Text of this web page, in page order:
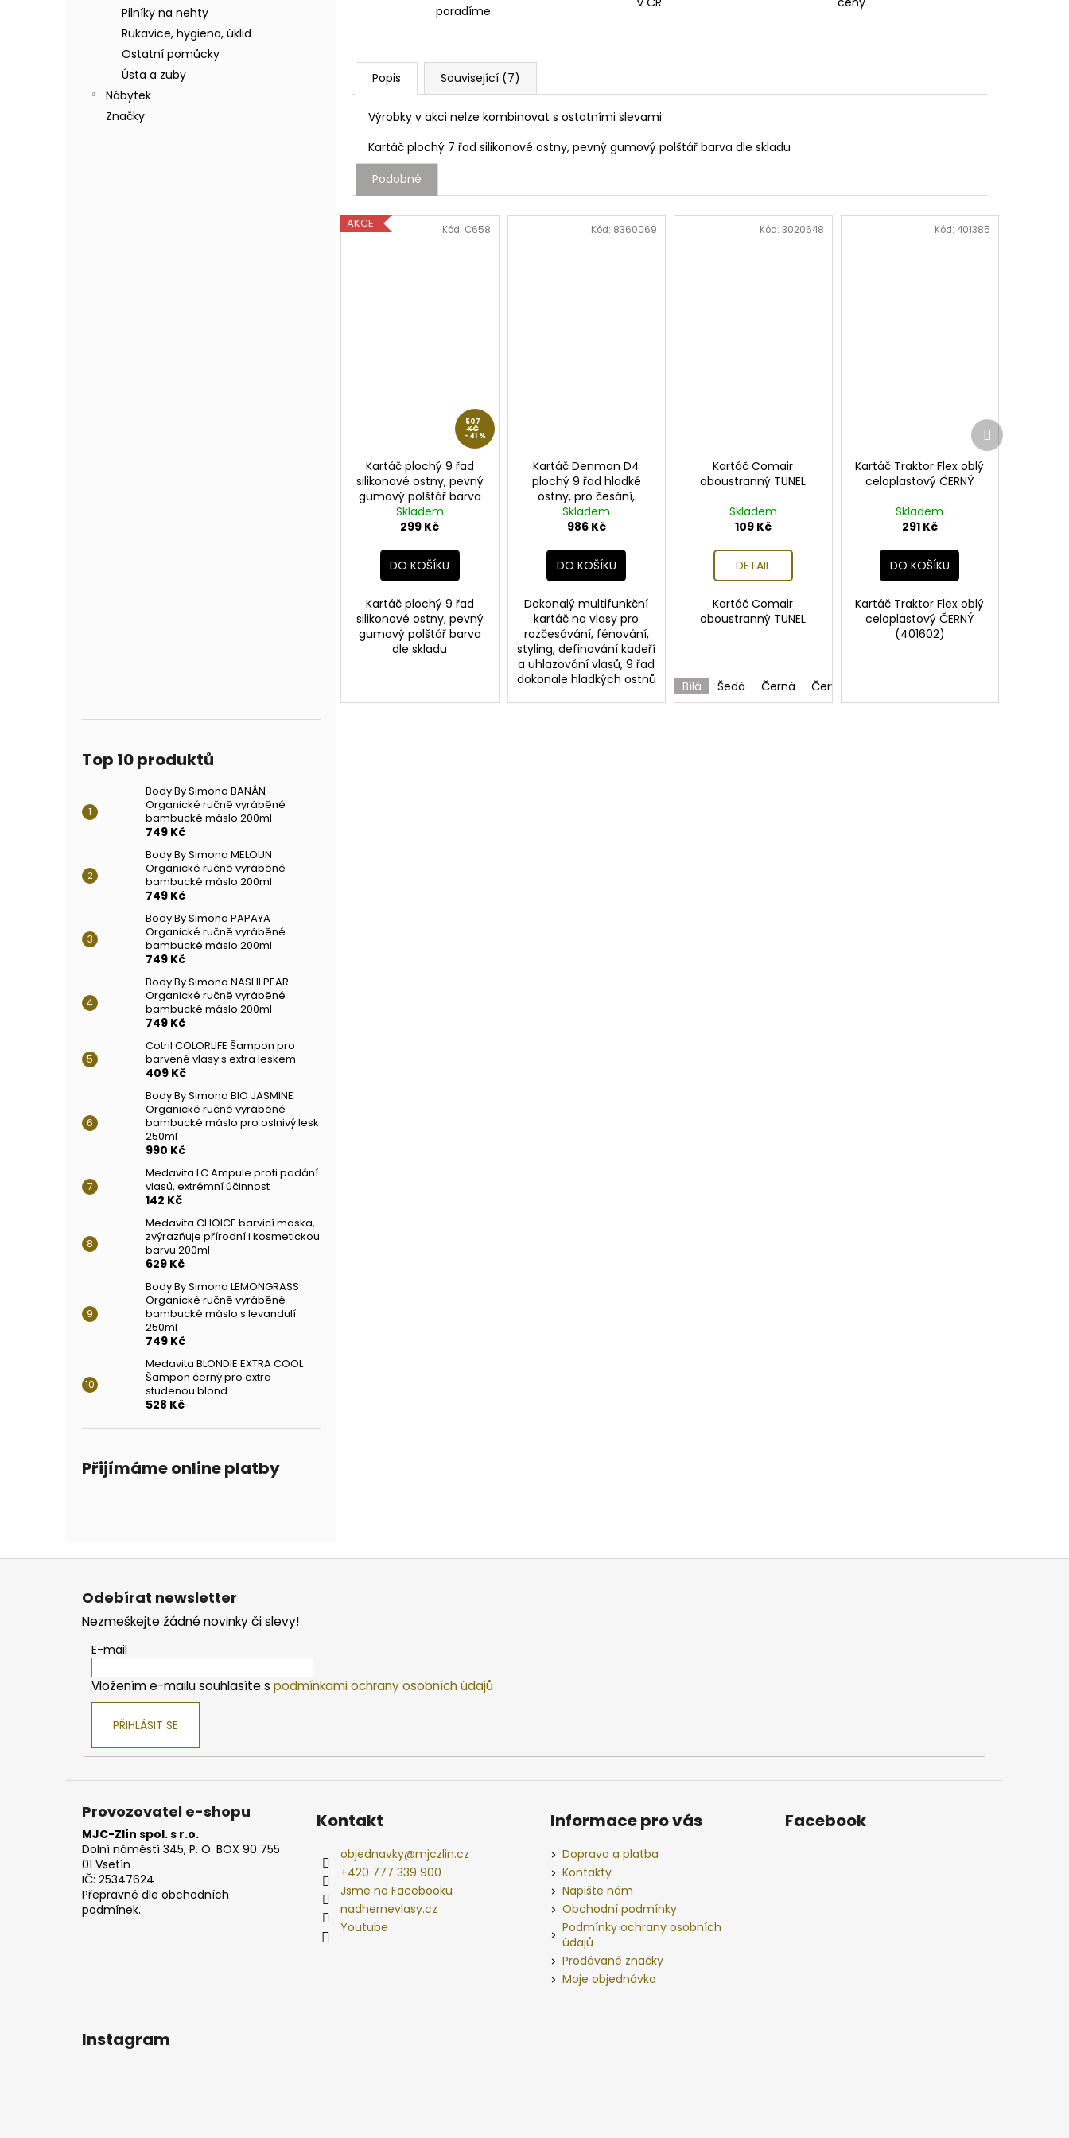
Pilníky na nehty
Rukavice, hygiena, úklid
Ostatní pomůcky
Ústa a zuby
Nábytek
Značky
Top 10 produktů
Body By Simona BANÁN
Organické ručně vyráběné
bambucké máslo 200ml
749 Kč
Body By Simona MELOUN
Organické ručně vyráběné
bambucké máslo 200ml
749 Kč
Body By Simona PAPAYA
Organické ručně vyráběné
bambucké máslo 200ml
749 Kč
Body By Simona NASHI PEAR
Organické ručně vyráběné
bambucké máslo 200ml
749 Kč
Cotril COLORLIFE Šampon pro
barvené vlasy s extra leskem
409 Kč
Body By Simona BIO JASMINE
Organické ručně vyráběné
bambucké máslo pro oslnivý lesk
250ml
990 Kč
Medavita LC Ampule proti padání
vlasů, extrémní účinnost
142 Kč
Medavita CHOICE barvicí maska,
zvýrazňuje přírodní i kosmetickou
barvu 200ml
629 Kč
Body By Simona LEMONGRASS
Organické ručně vyráběné
bambucké máslo s levandulí
250ml
749 Kč
Medavita BLONDIE EXTRA COOL
Šampon černý pro extra
studenou blond
528 Kč
Přijímáme online platby
poradíme
Popis Související (7)
Výrobky v akci nelze kombinovat s ostatními slevami
Kartáč plochý 7 řad silikonové ostny, pevný gumový polštář barva dle skladu
Podobné
AKCE
507
KČ
–41 %
Kartáč plochý 9 řad
silikonové ostny, pevný
gumový polštář barva
dle skladu
Skladem
299 Kč
DO KOŠÍKU
Kartáč plochý 9 řad
silikonové ostny, pevný
gumový polštář barva
dle skladu
Kód: C658
Kartáč Denman D4
plochý 9 řad hladké
ostny, pro česání,
fénování, kadeře i
uhlazování
Skladem
986 Kč
DO KOŠÍKU
Dokonalý multifunkční
kartáč na vlasy pro
rozčesávání, fénování,
styling, definování kadeří
a uhlazování vlasů, 9 řad
dokonale hladkých ostnů
Kód: 8360069
Kartáč Comair
oboustranný TUNEL
Skladem
109 Kč
DETAIL
Kartáč Comair
oboustranný TUNEL
Bílá Šedá Černá Červená
Kód: 3020648
Kartáč Traktor Flex oblý
celoplastový ČERNÝ
Skladem
291 Kč
DO KOŠÍKU
Kartáč Traktor Flex oblý
celoplastový ČERNÝ
(401602)
Kód: 401385
Další
produkt
Z
Odebírat newsletter
Nezmeškejte žádné novinky či slevy!
E-mail
Vložením e-mailu souhlasíte s podmínkami ochrany osobních údajů
PŘIHLÁSIT SE
Provozovatel e-shopu
MJC-Zlín spol. s r.o.
Dolní náměstí 345, P. O. BOX 90 755
01 Vsetín
IČ: 25347624
Přepravné dle obchodních
podmínek.
Kontakt
objednavky@mjczlin.cz
+420 777 339 900
Jsme na Facebooku
nadhernevlasy.cz
Youtube
Informace pro vás
Doprava a platba
Kontakty
Napište nám
Obchodní podmínky
Podmínky ochrany osobních
údajů
Prodávané značky
Moje objednávka
Facebook
Instagram